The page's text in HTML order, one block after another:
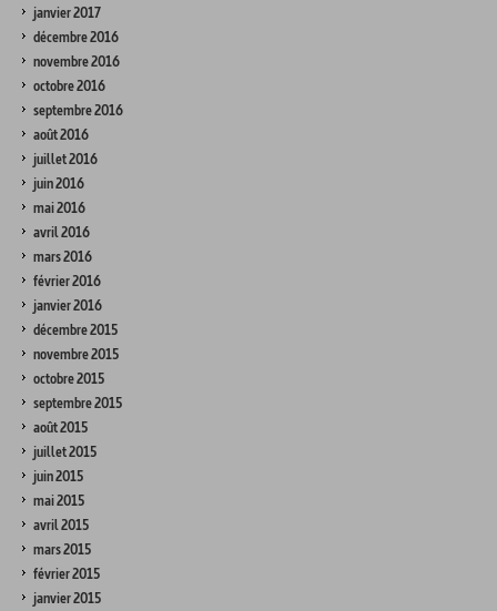
janvier 2017
décembre 2016
novembre 2016
octobre 2016
septembre 2016
août 2016
juillet 2016
juin 2016
mai 2016
avril 2016
mars 2016
février 2016
janvier 2016
décembre 2015
novembre 2015
octobre 2015
septembre 2015
août 2015
juillet 2015
juin 2015
mai 2015
avril 2015
mars 2015
février 2015
janvier 2015